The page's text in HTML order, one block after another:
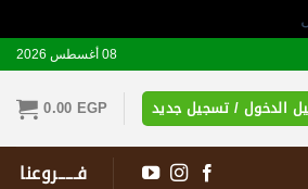
08 أغسطس 2026
الدخول / تسجيل جديد 0.00 EGP
فـــــروعنا